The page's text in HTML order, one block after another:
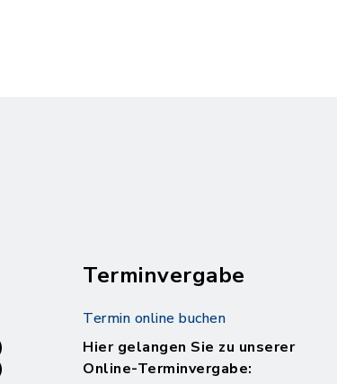
Terminvergabe
Termin online buchen
Hier gelangen Sie zu unserer
Online-Terminvergabe: